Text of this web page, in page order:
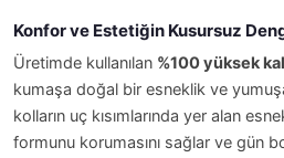
Konfor ve Estetiğin Kusursuz
Üretimde kullanılan %100 yüksek
kumaşa doğal bir esneklik ve
kolların uç kısımlarında yer alan
formunu korumasını sağlar ve gün